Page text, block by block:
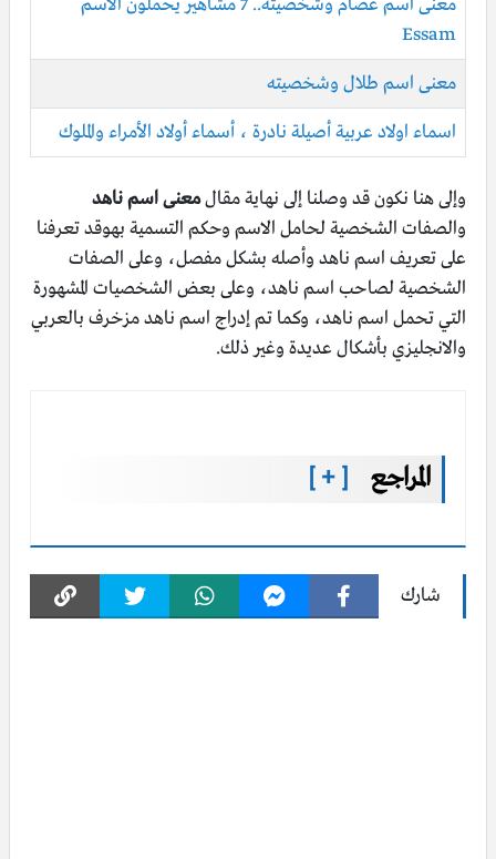
Essam
معنى اسم طلال وشخصيته
اسماء اولاد عربية أصيلة نادرة ، أسماء أولاد الأمراء والملوك
وإلى هنا نكون قد وصلنا إلى نهاية مقالمعنى اسم ناهد
والصفات الشخصية لحامل الاسم وحكم التسمية بهوقد تعرفنا
على تعريف اسم ناهد وأصله بشكل مفصل، وعلى الصفات
الشخصية لصاحب اسم ناهد، وعلى بعض الشخصيات المشهورة
التي تحمل اسم ناهد، وكما تم إدراج اسم ناهد مزخرف بالعربي
والانجليزي بأشكال عديدة وغير ذلك.
المراجع [ + ]
شارك